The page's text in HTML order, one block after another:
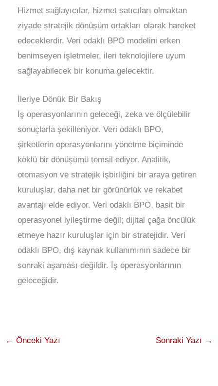
Hizmet sağlayıcılar, hizmet satıcıları olmaktan
ziyade stratejik dönüşüm ortakları olarak hareket
edeceklerdir. Veri odaklı BPO modelini erken
benimseyen işletmeler, ileri teknolojilere uyum
sağlayabilecek bir konuma gelecektir.
İleriye Dönük Bir Bakış
İş operasyonlarının geleceği, zeka ve ölçülebilir
sonuçlarla şekilleniyor. Veri odaklı BPO,
şirketlerin operasyonlarını yönetme biçiminde
köklü bir dönüşümü temsil ediyor. Analitik,
otomasyon ve stratejik işbirliğini bir araya getiren
kuruluşlar, daha net bir görünürlük ve rekabet
avantajı elde ediyor. Veri odaklı BPO, basit bir
operasyonel iyileştirme değil; dijital çağa öncülük
etmeye hazır kuruluşlar için bir stratejidir. Veri
odaklı BPO, dış kaynak kullanımının sadece bir
sonraki aşaması değildir. İş operasyonlarının
geleceğidir.
← Önceki Yazı Sonraki Yazı →